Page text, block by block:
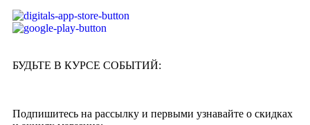
БУДЬТЕ В КУРСЕ СОБЫТИЙ:
Подпишитесь на рассылку и первыми узнавайте о скидках